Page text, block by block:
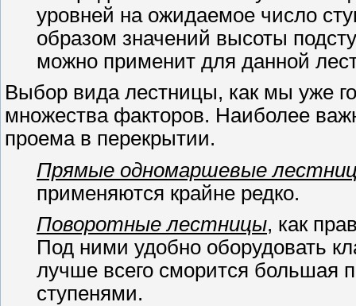
уровней на ожидаемое число
образом значений высоты
можно применит для данной
Выбор вида лестницы, как мы уже
множества факторов. Наиболее
проема в перекрытии.
Прямые одномаршевые
применяются крайне редко.
Поворотные лестницы, как
Под ними удобно оборудовать
лучше всего сморится большая
ступенями.